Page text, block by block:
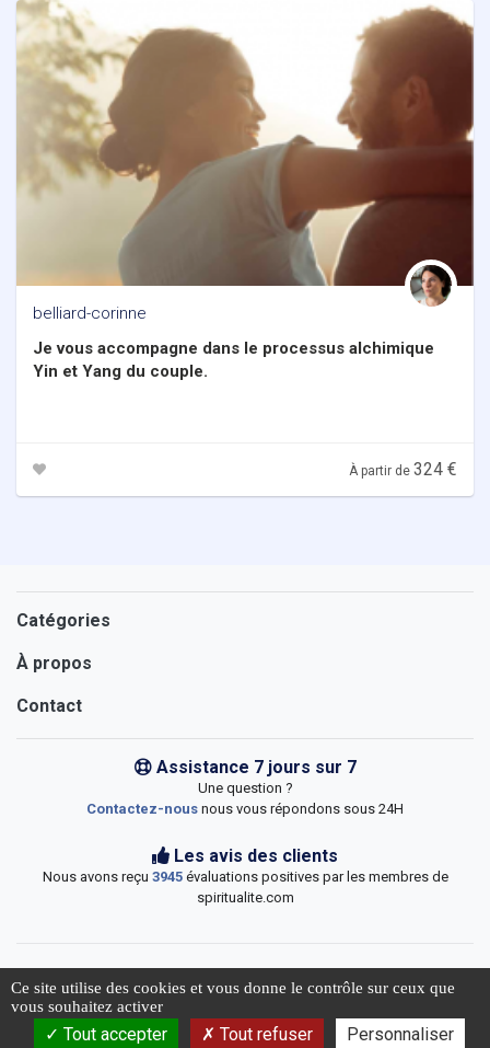
belliard-corinne
Je vous accompagne dans le processus alchimique
Yin et Yang du couple.
À partir de 324 €
Catégories
À propos
Contact
Assistance 7 jours sur 7
Une question ?
Contactez-nous nous vous répondons sous 24H
Les avis des clients
Nous avons reçu 3945évaluations positives par les membres de
spiritualite.com
© 2026 Spiritualite.com
Ce site utilise des cookies et vous donne le contrôle sur ceux que
vous souhaitez activer
Tout accepter Tout refuser Personnaliser